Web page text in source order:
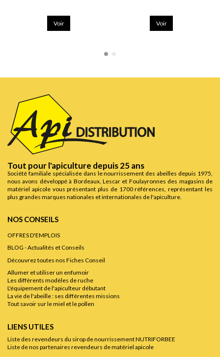
Voir Voir
Tout pour l'apiculture depuis 25 ans
Société familiale spécialisée dans le nourrissement des abeilles depuis 1975,
nous avons développé à Bordeaux, Lescar et Foulayronnes des magasins de
matériel apicole vous présentant plus de 1700 références, représentant les
plus grandes marques nationales et internationales de l'apiculture.
NOS CONSEILS
OFFRES D'EMPLOIS
BLOG - Actualités et Conseils
Découvrez toutes nos Fiches Conseil
Allumer et utiliser un enfumoir
Les différents modèles de ruche
L'équipement de l'apiculteur débutant
La vie de l'abeille : ses différentes missions
Tout savoir sur le miel et le pollen
LIENS UTILES
Liste des revendeurs du sirop de nourrissement NUTRIFORBEE
Liste de nos partenaires revendeurs de matériel apicole